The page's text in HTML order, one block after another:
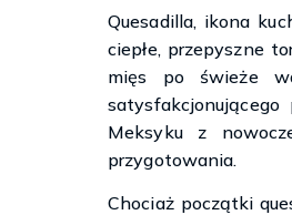
Quesadilla, ikona
ciepłe, przepyszne
mięs po świeże
Meksyku z
przygotowania.
Chociaż początki